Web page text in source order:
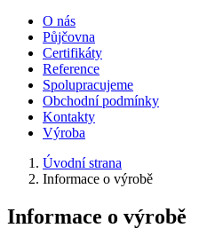
O nás
Půjčovna
Certifikáty
Reference
Spolupracujeme
Obchodní podmínky
Kontakty
Výroba
Úvodní strana
Informace o výrobě
Informace o výrobě